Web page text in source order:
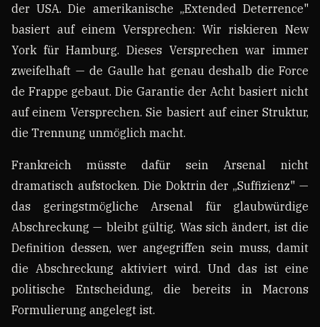
der USA. Die amerikanische „Extended Deterrence"
basiert auf einem Versprechen: Wir riskieren New
York für Hamburg. Dieses Versprechen war immer
zweifelhaft — de Gaulle hat genau deshalb die Force
de Frappe gebaut. Die Garantie der Acht basiert nicht
auf einem Versprechen. Sie basiert auf einer Struktur,
die Trennung unmöglich macht.
Frankreich müsste dafür sein Arsenal nicht
dramatisch aufstocken. Die Doktrin der „Suffizienz" —
das geringstmögliche Arsenal für glaubwürdige
Abschreckung — bleibt gültig. Was sich ändert, ist die
Definition dessen, wer angegriffen sein muss, damit
die Abschreckung aktiviert wird. Und das ist eine
politische Entscheidung, die bereits in Macrons
Formulierung angelegt ist.